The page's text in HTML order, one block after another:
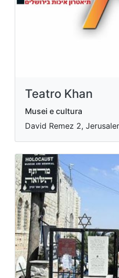
Teatro Khan
Musei e cultura
David Remez 2,